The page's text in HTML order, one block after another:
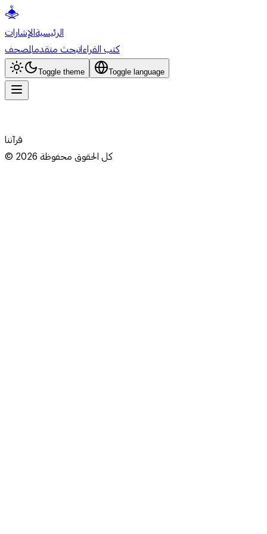
الرئيسيةالإشارات
كتب القراءاتبحث متقدمالمصحف
Toggle theme Toggle language
قرآننا
© 2026كل الحقوق محفوظة